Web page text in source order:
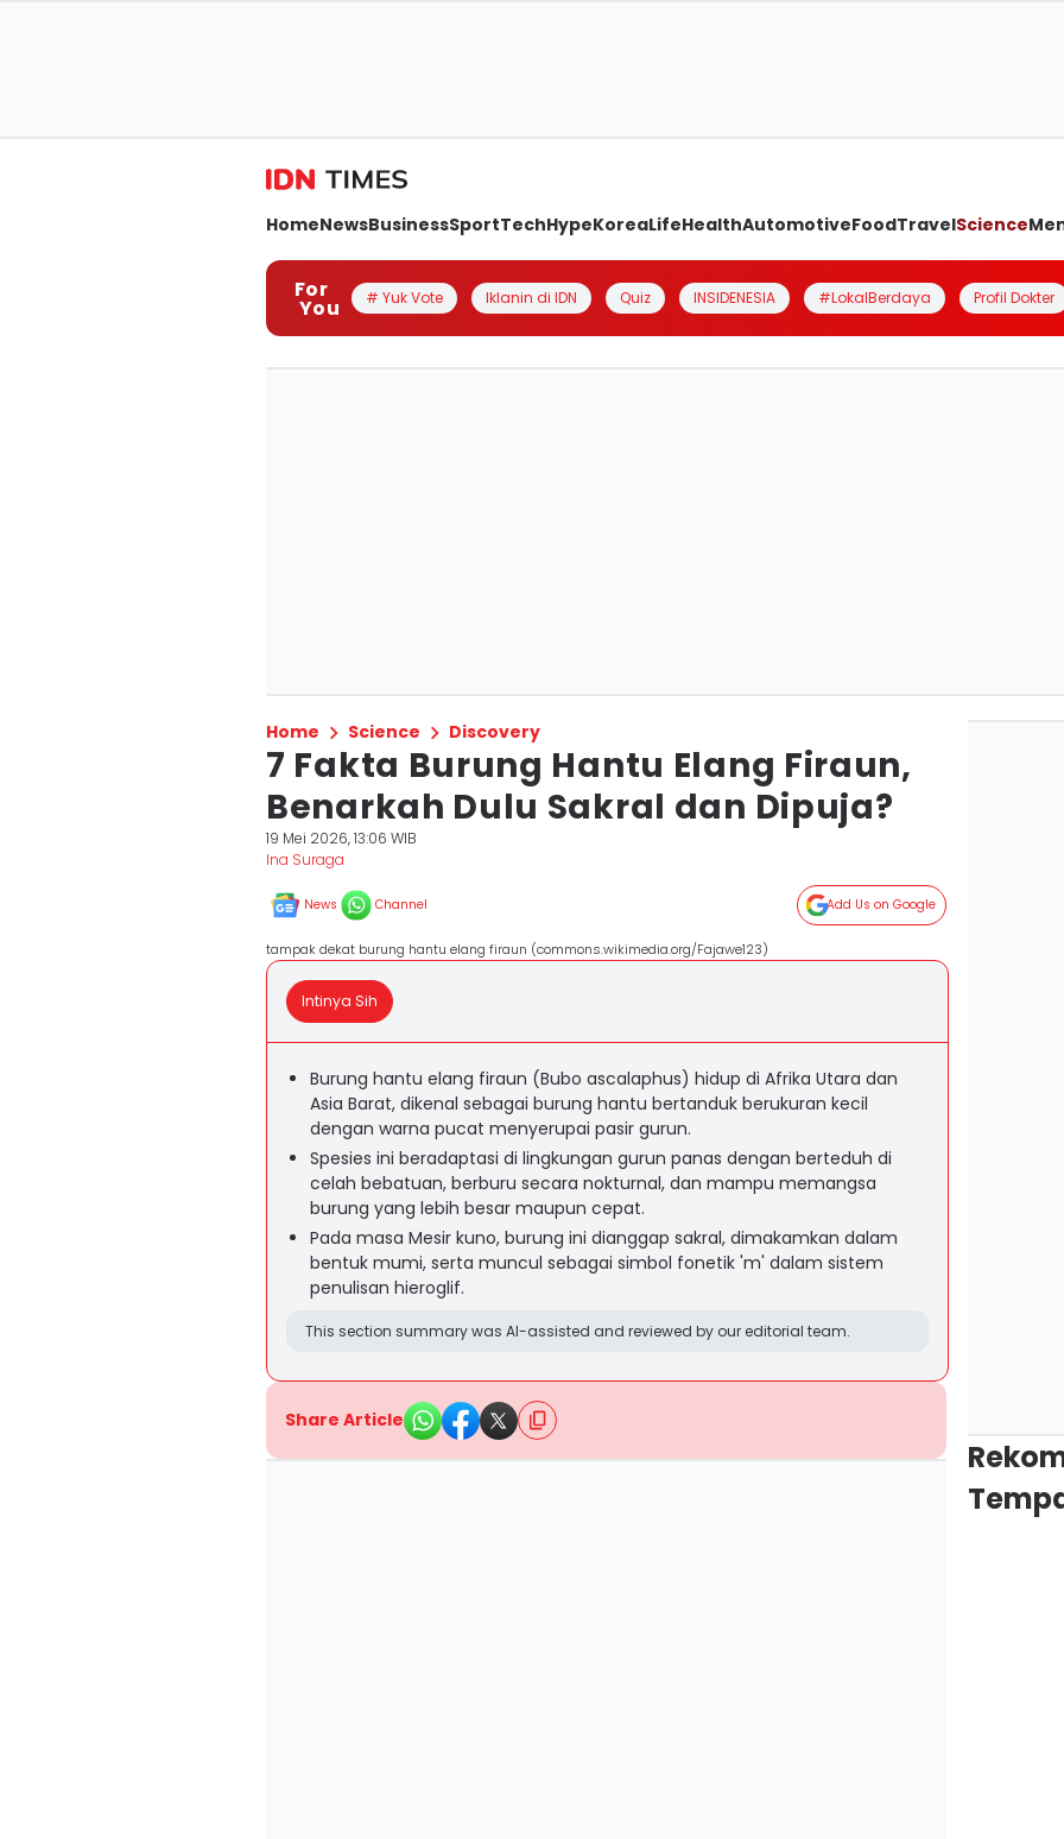
HomeNewsBusinessSportTechHypeKoreaLifeHealthAutomotiveFoodTravelScience
For
You # Yuk Vote Iklanin di IDN Quiz INSIDENESIA #LokalBerdaya Profil Dokter
Home Science Discovery
7 Fakta Burung Hantu Elang Firaun,
Benarkah Dulu Sakral dan Dipuja?
19 Mei 2026, 13:06 WIB
Ina Suraga
News Channel Add Us on Google
tampak dekat burung hantu elang firaun (commons.wikimedia.org/Fajawe123)
Intinya Sih
Burung hantu elang firaun (Bubo ascalaphus) hidup di Afrika Utara dan
Asia Barat, dikenal sebagai burung hantu bertanduk berukuran kecil
dengan warna pucat menyerupai pasir gurun.
Spesies ini beradaptasi di lingkungan gurun panas dengan berteduh di
celah bebatuan, berburu secara nokturnal, dan mampu memangsa
burung yang lebih besar maupun cepat.
Pada masa Mesir kuno, burung ini dianggap sakral, dimakamkan dalam
bentuk mumi, serta muncul sebagai simbol fonetik 'm' dalam sistem
penulisan hieroglif.
This section summary was AI-assisted and reviewed by our editorial team.
Share Article